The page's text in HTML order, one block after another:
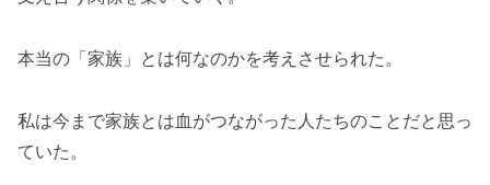
本当の「家族」とは何なのかを考えさせられた。
私は今まで家族とは血がつながった人たちのことだと思っ
ていた。